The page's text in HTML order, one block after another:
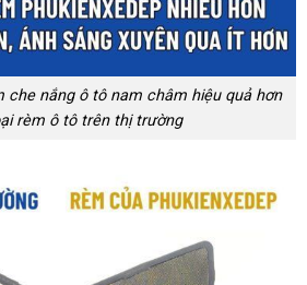
che nắng ô tô nam châm hiệu quả hơn
rèm ô tô trên thị trường